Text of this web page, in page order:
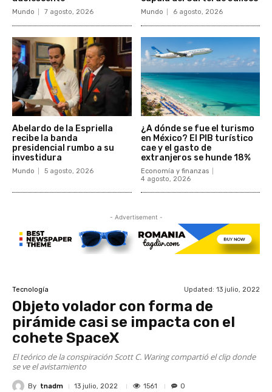
Mundo 7 agosto, 2026 Mundo 6 agosto, 2026
Abelardo de la Espriella
recibe la banda
presidencial rumbo a su
investidura
Mundo 5 agosto, 2026
¿A dónde se fue el turismo
en México? El PIB turístico
cae y el gasto de
extranjeros se hunde 18%
Economía y finanzas
4 agosto, 2026
- Advertisement -